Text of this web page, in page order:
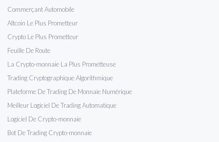
Commerçant Automobile
Altcoin Le Plus Prometteur
Crypto Le Plus Prometteur
Feuille De Route
La Crypto-monnaie La Plus Prometteuse
Trading Cryptographique Algorithmique
Plateforme De Trading De Monnaie Numérique
Meilleur Logiciel De Trading Automatique
Logiciel De Crypto-monnaie
Bot De Trading Crypto-monnaie